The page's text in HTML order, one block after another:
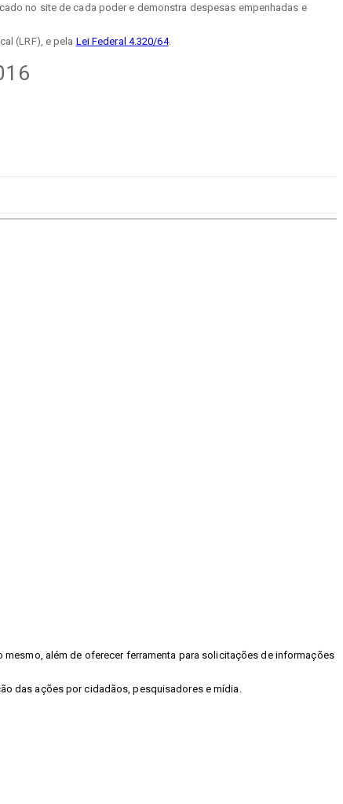
no site de cada poder e demonstra despesas empenhadas e
(LRF), e pela Lei Federal 4.320/64.
além de oferecer ferramenta para solicitações de informações
das ações por cidadãos, pesquisadores e mídia.